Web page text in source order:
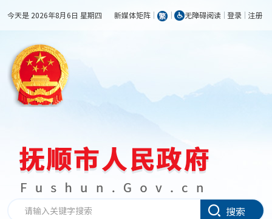
今天是 2026年8月6日 星期四 新媒体矩阵 无障碍阅读 登录 注册
搜索